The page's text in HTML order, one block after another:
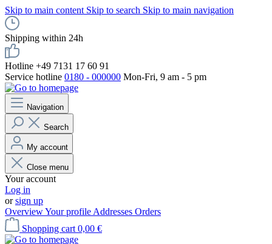
Skip to main content Skip to search Skip to main navigation
Shipping within 24h
Hotline +49 7131 17 60 91
Service hotline 0180 - 000000 Mon-Fri, 9 am - 5 pm
Navigation
Search
My account
Close menu
Your account
Log in
orsign up
OverviewYour profile Addresses Orders
Shopping cart 0,00 €